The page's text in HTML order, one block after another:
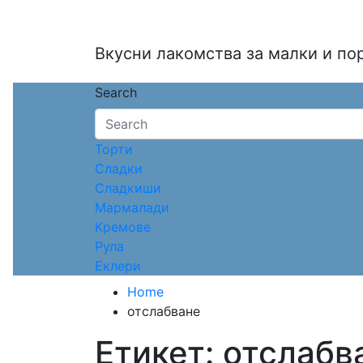
Вкусни лакомства за малки и
Search
Торти
Сладки
Сладкиши
Мармалади
Кремове
Рула
Еклери
Home
отслабване
Етикет: